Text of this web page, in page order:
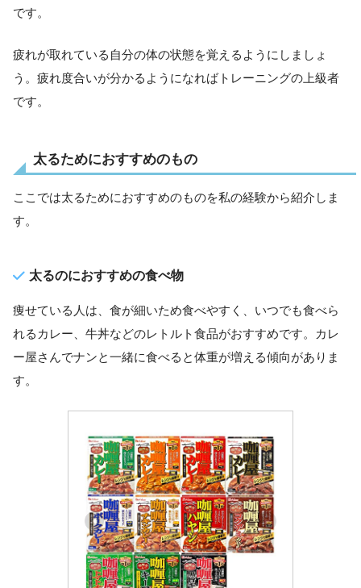
です。
疲れが取れている自分の体の状態を覚えるようにしましょ
う。疲れ度合いが分かるようになればトレーニングの上級者
です。
太るためにおすすめのもの
ここでは太るためにおすすめのものを私の経験から紹介しま
す。
太るのにおすすめの食べ物
痩せている人は、食が細いため食べやすく、いつでも食べら
れるカレー、牛丼などのレトルト食品がおすすめです。カレ
ー屋さんでナンと一緒に食べると体重が増える傾向がありま
す。